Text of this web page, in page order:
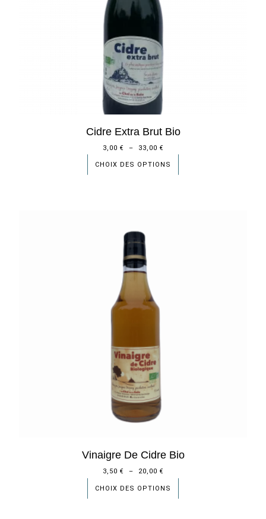
Cidre Extra Brut Bio
3,00 € – 33,00 €
CHOIX DES OPTIONS
Vinaigre De Cidre Bio
3,50 € – 20,00 €
CHOIX DES OPTIONS